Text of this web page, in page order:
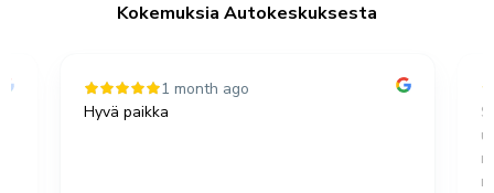
Kokemuksia Autokeskuksesta
1 month ago
Hyvä paikka